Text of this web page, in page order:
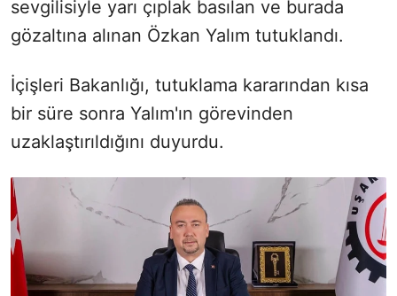
sevgilisiyle yarı çıplak basılan ve burada
gözaltına alınan Özkan Yalım tutuklandı.
İçişleri Bakanlığı, tutuklama kararından kısa
bir süre sonra Yalım'ın görevinden
uzaklaştırıldığını duyurdu.